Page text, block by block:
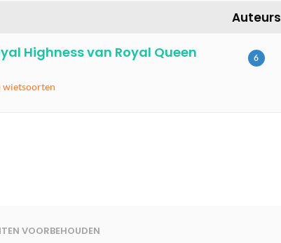
Auteurs
Highness van Royal Queen
wietsoorten
6
VOORBEHOUDEN